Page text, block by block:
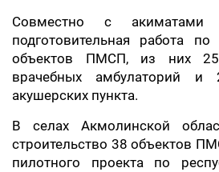
Совместно с акиматами
подготовительная работа по
объектов ПМСП, из них
врачебных амбулаторий и
акушерских пункта.
В селах Акмолинской
строительство 38 объектов
пилотного проекта по